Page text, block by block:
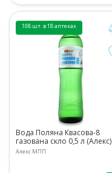
108 шт. в 18 аптеках
Вода Поляна Квасова-8
газована скло 0,5 л (Алекс)
Алекс МПП